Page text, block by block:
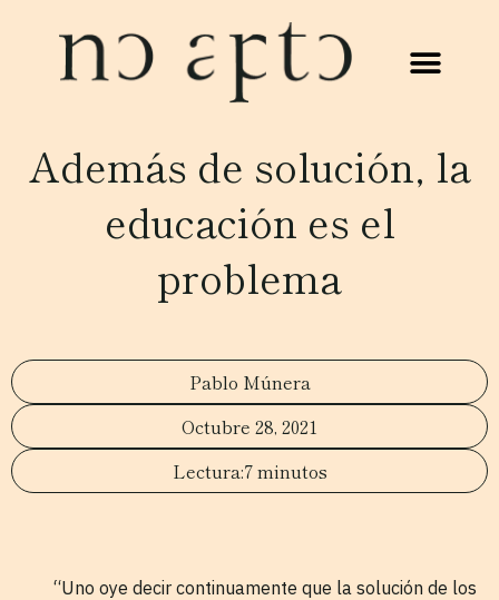
Además de solución, la
educación es el
problema
Pablo Múnera
Octubre 28, 2021
7 minutos
“Uno oye decir continuamente que la solución de los